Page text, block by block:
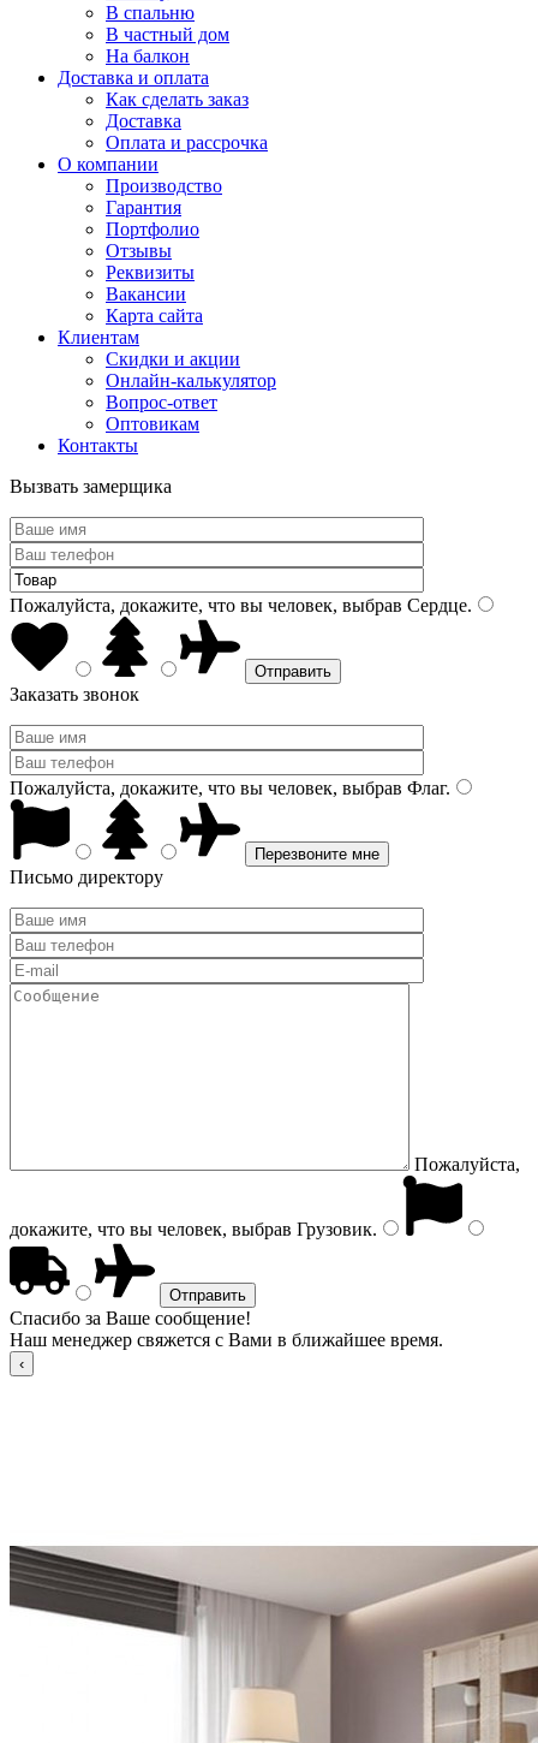
В спальню
В частный дом
На балкон
Доставка и оплата
Как сделать заказ
Доставка
Оплата и рассрочка
О компании
Производство
Гарантия
Портфолио
Отзывы
Реквизиты
Вакансии
Карта сайта
Клиентам
Скидки и акции
Онлайн-калькулятор
Вопрос-ответ
Оптовикам
Контакты
Вызвать замерщика
Пожалуйста, докажите, что вы человек, выбрав Сердце.
Заказать звонок
Пожалуйста, докажите, что вы человек, выбрав Флаг.
Письмо директору
Пожалуйста,
докажите, что вы человек, выбрав Грузовик.
Спасибо за Ваше сообщение!
Наш менеджер свяжется с Вами в ближайшее время.